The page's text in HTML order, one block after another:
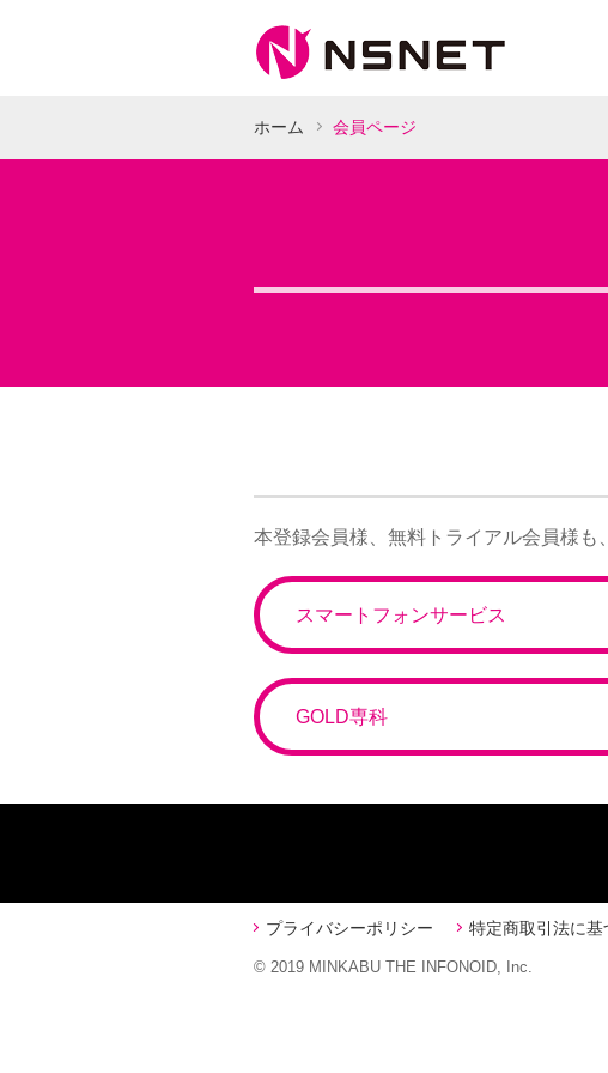
ホーム 会員ページ
本登録会員様、無料トライアル会員様も
スマートフォンサービス
GOLD専科
プライバシーポリシー 特定商取引法に基
© 2019 MINKABU THE INFONOID, Inc.